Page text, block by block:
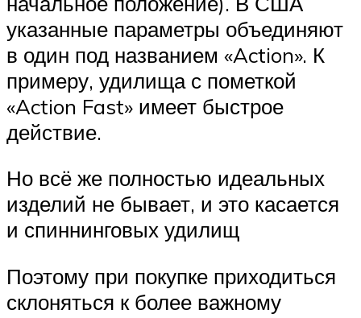
указанные параметры объединяют
в один под названием «Action». К
примеру, удилища с пометкой
«Action Fast» имеет быстрое
действие.
Но всё же полностью идеальных
изделий не бывает, и это касается
и спиннинговых удилищ
Поэтому при покупке приходиться
склоняться к более важному